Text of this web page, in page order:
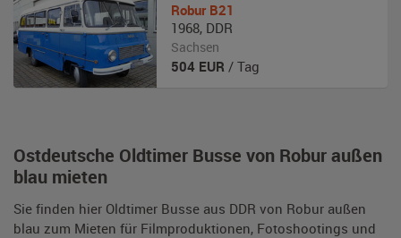
Ostdeutsche Oldtimer Busse von Robur außen
blau mieten
Sie finden hier Oldtimer Busse aus DDR von Robur außen
blau zum Mieten für Filmproduktionen, Fotoshootings und
Robur B21
1968, DDR
Sachsen
504 EUR / Tag